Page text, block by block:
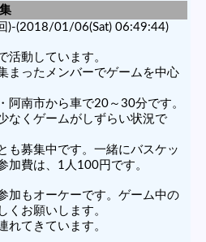
)-(2018/01/06(Sat) 06:49:44)
活動しています。
まったメンバーでゲームを中心
阿南市から車で20～30分です。
なくゲームがしずらい状況で
も募集中です。一緒にバスケッ
加費は、1人100円です。
加もオーケーです。ゲーム中の
くお願いします。
れてきています。